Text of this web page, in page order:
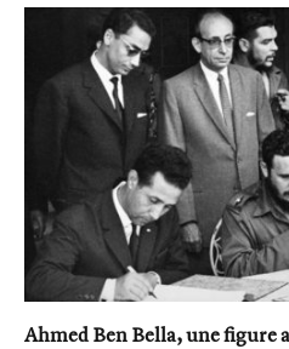
Ahmed Ben Bella, une figure